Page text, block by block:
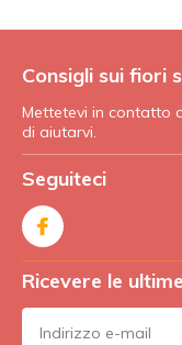
Consigli sui fiori
Mettetevi in contatto
di aiutarvi.
Seguiteci
Ricevere le